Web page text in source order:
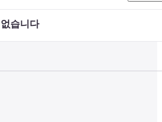
습니다